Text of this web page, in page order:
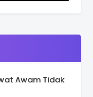
Awam Tidak